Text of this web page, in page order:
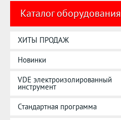
Каталог оборудования
ХИТЫ ПРОДАЖ
Новинки
VDE электроизолированный
инструмент
Стандартная программа